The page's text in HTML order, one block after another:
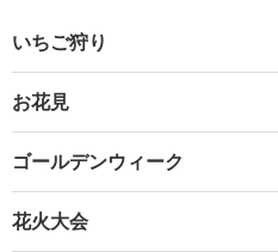
いちご狩り
お花見
ゴールデンウィーク
花火大会